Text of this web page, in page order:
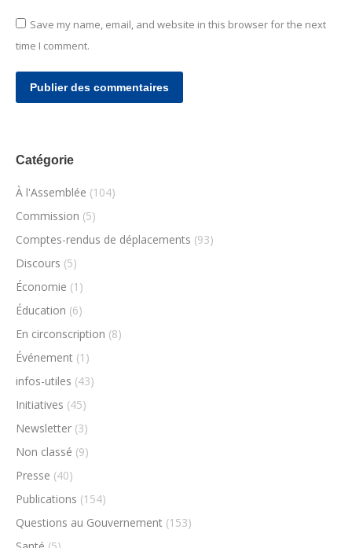
Save my name, email, and website in this browser for the next
time I comment.
Publier des commentaires
Catégorie
À l'Assemblée (104)
Commission (5)
Comptes-rendus de déplacements (93)
Discours (5)
Économie (1)
Éducation (6)
En circonscription (8)
Événement (1)
infos-utiles (43)
Initiatives (45)
Newsletter (3)
Non classé (9)
Presse (40)
Publications (154)
Questions au Gouvernement (153)